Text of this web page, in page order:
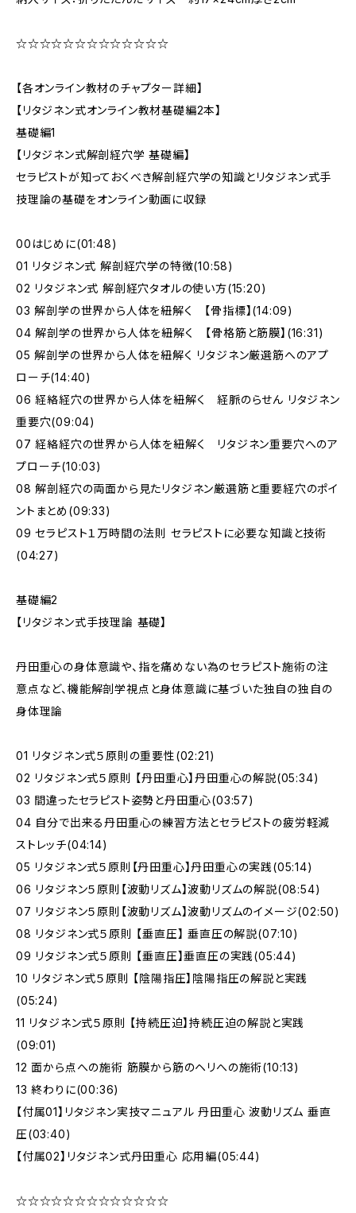
☆☆☆☆☆☆☆☆☆☆☆☆☆
【各オンライン教材のチャプター詳細】
【リタジネン式オンライン教材基礎編2本】
基礎編1
【リタジネン式解剖経穴学 基礎編】
セラピストが知っておくべき解剖経穴学の知識とリタジネン式手
技理論の基礎をオンライン動画に収録
00はじめに(01:48)
01 リタジネン式 解剖経穴学の特徴(10:58)
02 リタジネン式 解剖経穴タオルの使い方(15:20)
03 解剖学の世界から人体を紐解く 【骨指標】(14:09)
04 解剖学の世界から人体を紐解く 【骨格筋と筋膜】(16:31)
05 解剖学の世界から人体を紐解く リタジネン厳選筋へのアプ
ローチ(14:40)
06 経絡経穴の世界から人体を紐解く 経脈のらせん リタジネン
重要穴(09:04)
07 経絡経穴の世界から人体を紐解く リタジネン重要穴へのア
プローチ(10:03)
08 解剖経穴の両面から見たリタジネン厳選筋と重要経穴のポイ
ントまとめ(09:33)
09 セラピスト１万時間の法則 セラピストに必要な知識と技術
(04:27)
基礎編2
【リタジネン式手技理論 基礎】
丹田重心の身体意識や、指を痛めない為のセラピスト施術の注
意点など、機能解剖学視点と身体意識に基づいた独自の独自の
身体理論
01 リタジネン式５原則の重要性(02:21)
02 リタジネン式５原則 【丹田重心】丹田重心の解説(05:34)
03 間違ったセラピスト姿勢と丹田重心(03:57)
04 自分で出来る丹田重心の練習方法とセラピストの疲労軽減
ストレッチ(04:14)
05 リタジネン式５原則【丹田重心】丹田重心の実践(05:14)
06 リタジネン５原則【波動リズム】波動リズムの解説(08:54)
07 リタジネン５原則【波動リズム】波動リズムのイメージ(02:50)
08 リタジネン式５原則 【垂直圧】 垂直圧の解説(07:10)
09 リタジネン式５原則 【垂直圧】垂直圧の実践(05:44)
10 リタジネン式５原則 【陰陽指圧】陰陽指圧の解説と実践
(05:24)
11 リタジネン式５原則 【持続圧迫】持続圧迫の解説と実践
(09:01)
12 面から点への施術 筋膜から筋のヘリへの施術(10:13)
13 終わりに(00:36)
【付属01】リタジネン実技マニュアル 丹田重心 波動リズム 垂直
圧(03:40)
【付属02】リタジネン式丹田重心 応用編(05:44)
☆☆☆☆☆☆☆☆☆☆☆☆☆